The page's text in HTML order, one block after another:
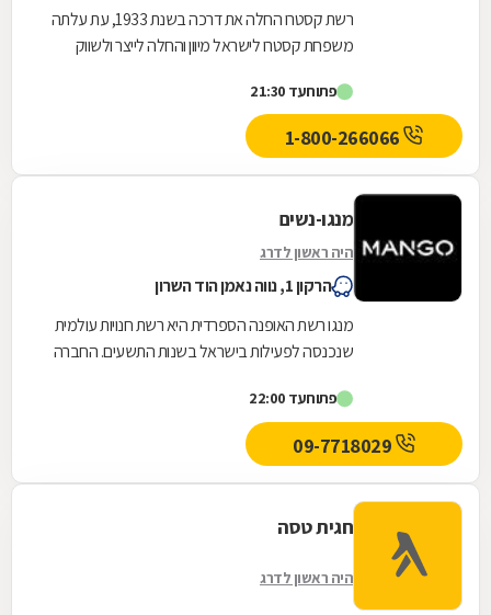
רשת קסטרו החלה את דרכה בשנת 1933, עת עלתה
משפחת קסטרו לישראל מיוון והחלה לייצר ולשווק
שנקראה...
פתוחעד 21:30
1-800-266066
מנגו-נשים
היה ראשון לדרג
הרקון 1, נווה נאמן הוד השרון
מנגו רשת האופנה הספרדית היא רשת חנויות עולמית
שנכנסה לפעילות בישראל בשנות התשעים. החברה
פעילות...
פתוחעד 22:00
חגית טסה
היה ראשון לדרג